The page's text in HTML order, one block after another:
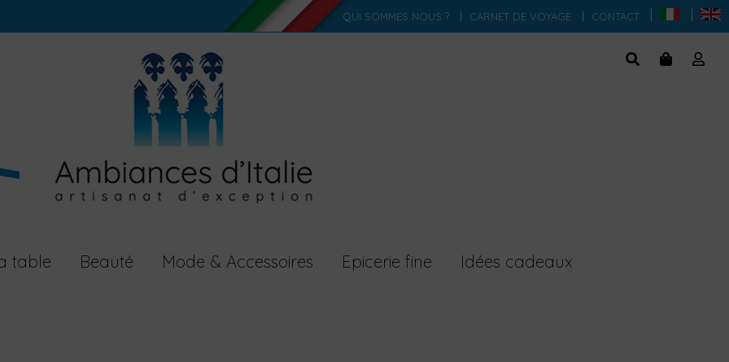
QUI SOMMES NOUS ? CARNET DE VOYAGE CONTACT
table Beauté Mode & Accessoires Epicerie fine Idées cadeaux